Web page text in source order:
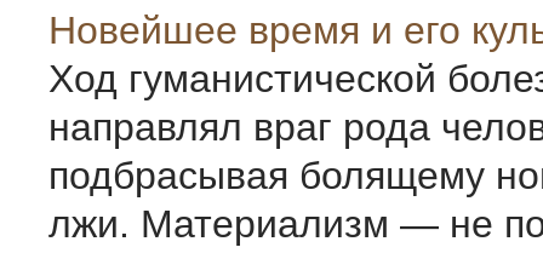
Новейшее время и его
Ход гуманистической
направлял враг рода
подбрасывая болящему
лжи. Материализм — не